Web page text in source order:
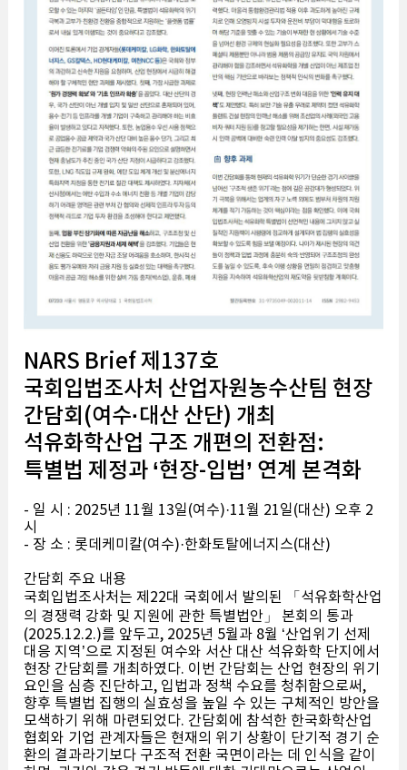
NARS Brief 제137호
국회입법조사처 산업자원농수산팀 현장
간담회(여수·대산 산단) 개최
석유화학산업 구조 개편의 전환점:
특별법 제정과 ‘현장-입법’ 연계 본격화
- 일 시 : 2025년 11월 13일(여수)·11월 21일(대산) 오후 2
시
- 장 소 : 롯데케미칼(여수)·한화토탈에너지스(대산)
간담회 주요 내용
국회입법조사처는 제22대 국회에서 발의된 「석유화학산업
의 경쟁력 강화 및 지원에 관한 특별법안」 본회의 통과
(2025.12.2.)를 앞두고, 2025년 5월과 8월 ‘산업위기 선제
대응 지역’으로 지정된 여수와 서산 대산 석유화학 단지에서
현장 간담회를 개최하였다. 이번 간담회는 산업 현장의 위기
요인을 심층 진단하고, 입법과 정책 수요를 청취함으로써,
향후 특별법 집행의 실효성을 높일 수 있는 구체적인 방안을
모색하기 위해 마련되었다. 간담회에 참석한 한국화학산업
협회와 기업 관계자들은 현재의 위기 상황이 단기적 경기 순
환의 결과라기보다 구조적 전환 국면이라는 데 인식을 같이